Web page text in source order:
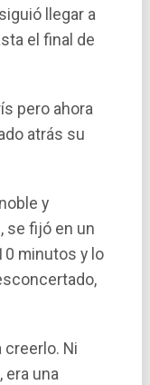
llegar a
el final de
pero ahora
atrás su
y
se fijó en un
minutos y lo
creerlo. Ni
era una